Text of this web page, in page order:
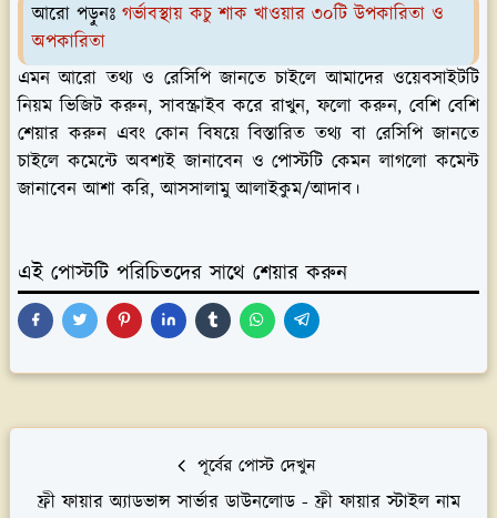
আরো পড়ুনঃ গর্ভাবস্থায় কচু শাক খাওয়ার ৩০টি উপকারিতা ও
অপকারিতা
এমন আরো তথ্য ও রেসিপি জানতে চাইলে আমাদের ওয়েবসাইটটি
নিয়ম ভিজিট করুন, সাবস্ক্রাইব করে রাখুন, ফলো করুন, বেশি বেশি
শেয়ার করুন এবং কোন বিষয়ে বিস্তারিত তথ্য বা রেসিপি জানতে
চাইলে কমেন্টে অবশ্যই জানাবেন ও পোস্টটি কেমন লাগলো কমেন্ট
জানাবেন আশা করি, আসসালামু আলাইকুম/আদাব।
এই পোস্টটি পরিচিতদের সাথে শেয়ার করুন
পূর্বের পোস্ট দেখুন
ফ্রী ফায়ার অ্যাডভান্স সার্ভার ডাউনলোড - ফ্রী ফায়ার স্টাইল নাম